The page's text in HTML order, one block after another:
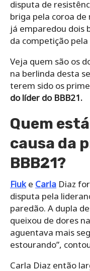
disputa de
briga pela coroa
já emparedou dois
da competição
Veja quem são os
na berlinda desta
terem sido os
do líder do BBB21.
Quem
causa da
BBB21?
Fiuke Carla Diaz
disputa pela
paredão. A dupla
queixou de dores
aguentava mais
estourando”,
Carla Diaz então